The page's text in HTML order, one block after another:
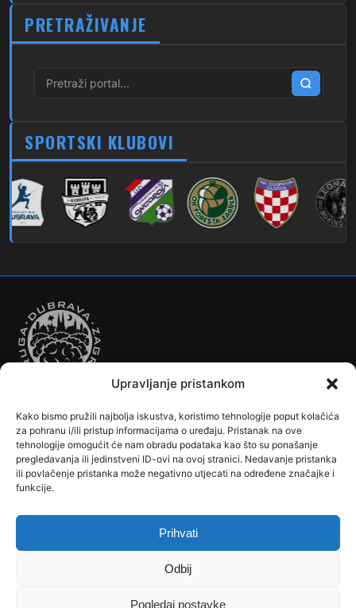
Upravljanje pristankom
Kako bismo pružili najbolja iskustva, koristimo tehnologije poput kolačića
za pohranu i/ili pristup informacijama o uređaju. Pristanak na ove
tehnologije omogućit će nam obradu podataka kao što su ponašanje
pregledavanja ili jedinstveni ID-ovi na ovoj stranici. Nedavanje pristanka
ili povlačenje pristanka može negativno utjecati na određene značajke i
funkcije.
Prihvati
Odbij
Pogledaj postavke
272 Dubec – Sesvete – Moravče
273
Dubec – Sesvete – Laktec
280 Dubec – Sesvete – Šimuncevec
212 Noćna – Dubec – Sesvete
PRETRAŽIVANJE
SPORTSKI KLUBOVI
Autobusi Automobilizam Biciklizam
Borilački Sportovi
Cookie Policy (EU)
Crkve, samostani i župni uredi
Dječji vrtići
Drugi sportovi
Društva, klubovi, savezi, udruge
Dubrava u Srcu
Edukacija
Tramvaji